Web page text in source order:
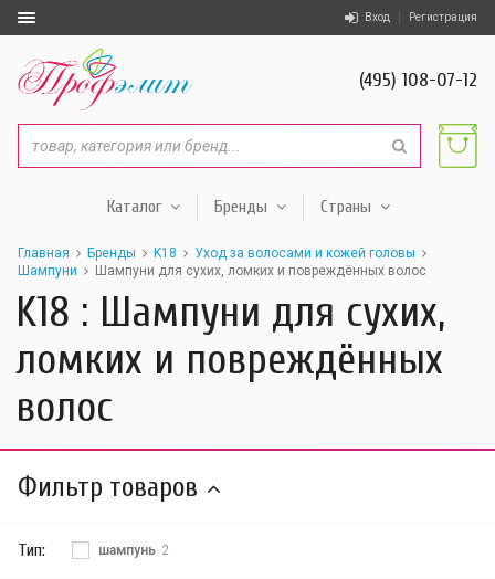
Вход Регистрация
(495) 108-07-12
Каталог Бренды Страны
Главная Бренды K18
Уход за волосами и кожей головы
Шампуни
Шампуни для сухих, ломких и повреждённых волос
K18 : Шампуни для сухих,
ломких и повреждённых
волос
Фильтр товаров
Тип: шампунь 2